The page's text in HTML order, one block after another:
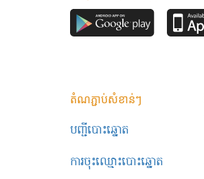
តំណភ្ជាប់សំខាន់ៗ
បញ្ជីបោះឆ្នោត
ការចុះឈ្មោះបោះឆ្នោត